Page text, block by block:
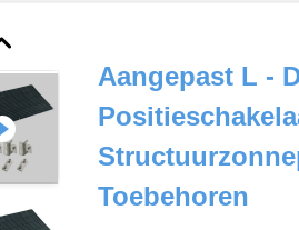
Aangepast L -
Toebehoren